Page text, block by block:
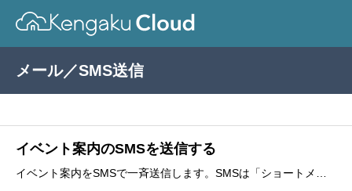
メール／SMS送信
イベント案内のSMSを送信する